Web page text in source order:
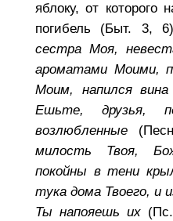
яблоку, от которого
погибель (Быт. 3,
сестра Моя,
ароматами Моими,
Моим, напился
Ешьте, друзья,
возлюбленные
милость Твоя,
покойны в тени
тука дома Твоего, и
Ты напояешь их